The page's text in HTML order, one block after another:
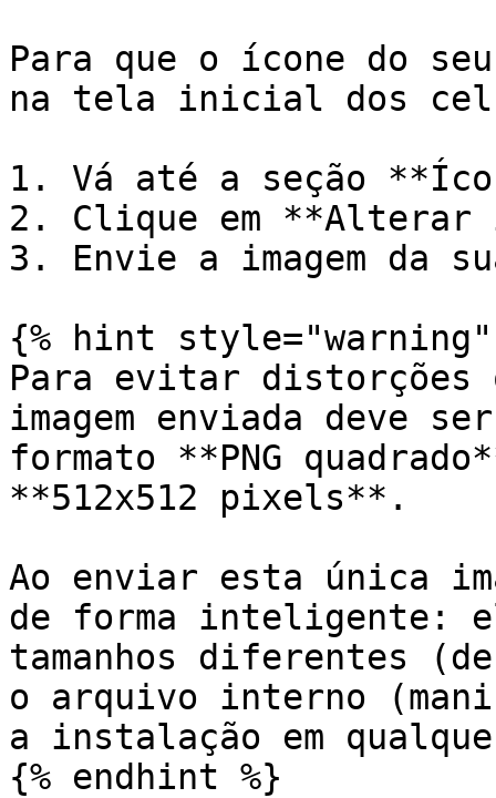
Para que o ícone do
na tela inicial dos
1. Vá até a seção
2. Clique em **Alterar
3. Envie a imagem da
{% hint style="warning"
Para evitar
imagem enviada deve
formato **PNG
**512x512 pixels**.
Ao enviar esta única
de forma inteligente:
tamanhos diferentes
o arquivo interno
a instalação em
{% endhint %}